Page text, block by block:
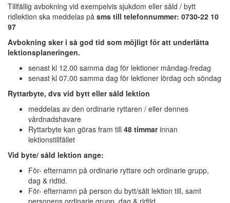
Tillfällig avbokning vid exempelvis sjukdom eller såld / bytt
ridlektion ska meddelas på sms till telefonnummer: 0730-22 10
97
Avbokning sker i så god tid som möjligt för att underlätta
lektionsplaneringen.
senast kl 12.00 samma dag för lektioner måndag-fredag
senast kl 07.00 samma dag för lektioner lördag och söndag
Ryttarbyte, dvs vid bytt eller såld lektion
meddelas av den ordinarie ryttaren / eller dennes
vårdnadshavare
Ryttarbyte kan göras fram till 48 timmarinnan
lektionstillfället
Vid byte/ såld lektion ange:
För- efternamn på ordinarie ryttare och ordinarie grupp,
dag & ridtid.
För- efternamn på person du bytt/sålt lektion till, samt